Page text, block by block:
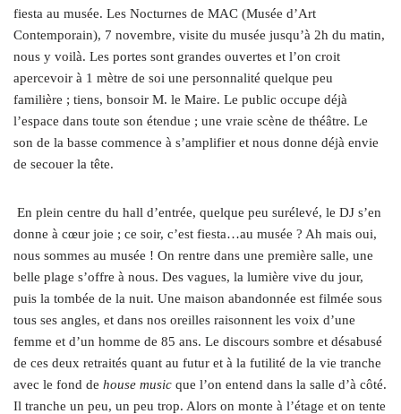
fiesta au musée. Les Nocturnes de MAC (Musée d’Art
Contemporain), 7 novembre, visite du musée jusqu’à 2h du matin,
nous y voilà. Les portes sont grandes ouvertes et l’on croit
apercevoir à 1 mètre de soi une personnalité quelque peu
familière ; tiens, bonsoir M. le Maire. Le public occupe déjà
l’espace dans toute son étendue ; une vraie scène de théâtre. Le
son de la basse commence à s’amplifier et nous donne déjà envie
de secouer la tête.
En plein centre du hall d’entrée, quelque peu surélevé, le DJ s’en
donne à cœur joie ; ce soir, c’est fiesta…au musée ? Ah mais oui,
nous sommes au musée ! On rentre dans une première salle, une
belle plage s’offre à nous. Des vagues, la lumière vive du jour,
puis la tombée de la nuit. Une maison abandonnée est filmée sous
tous ses angles, et dans nos oreilles raisonnent les voix d’une
femme et d’un homme de 85 ans. Le discours sombre et désabusé
de ces deux retraités quant au futur et à la futilité de la vie tranche
avec le fond de house music que l’on entend dans la salle d’à côté.
Il tranche un peu, un peu trop. Alors on monte à l’étage et on tente